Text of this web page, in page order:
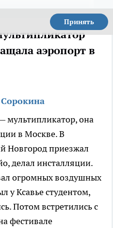
Принять
аэропорт в
мультипликатор, она
в Москве. В
Новгород приезжал
делал инсталляции.
огромных воздушных
у Ксавье студентом,
Потом встретились с
фестивале